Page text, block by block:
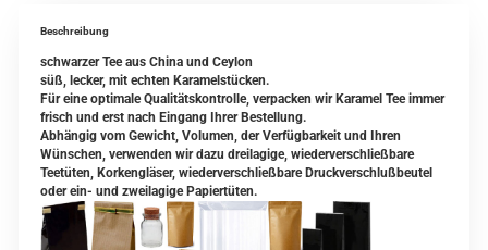
Beschreibung
schwarzer Tee aus China und Ceylon
süß, lecker, mit echten Karamelstücken.
Für eine optimale Qualitätskontrolle, verpacken wir Karamel Tee immer
frisch und erst nach Eingang Ihrer Bestellung.
Abhängig vom Gewicht, Volumen, der Verfügbarkeit und Ihren
Wünschen, verwenden wir dazu dreilagige, wiederverschließbare
Teetüten, Korkengläser, wiederverschließbare Druckverschlußbeutel
oder ein- und zweilagige Papiertüten.